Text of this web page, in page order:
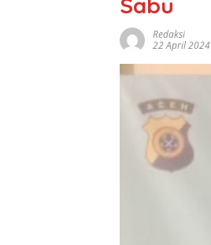
Redaksi
22 April 2024